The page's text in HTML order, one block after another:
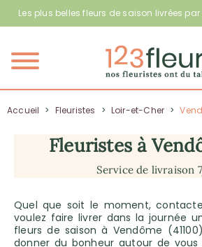
Les plus belles fleurs de saison livrées
Menu
Accueil > Fleuristes > Loir-et-Cher >
Fleuristes à
Service de livraison
Quel que soit le moment,
voulez faire livrer dans la journée
fleurs de saison à Vendôme
donner du bonheur autour de